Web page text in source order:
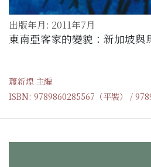
出版年月: 2011年7月
東南亞客家的變貌：新加坡與
蕭新煌 主編
ISBN: 9789860285567（平裝） /